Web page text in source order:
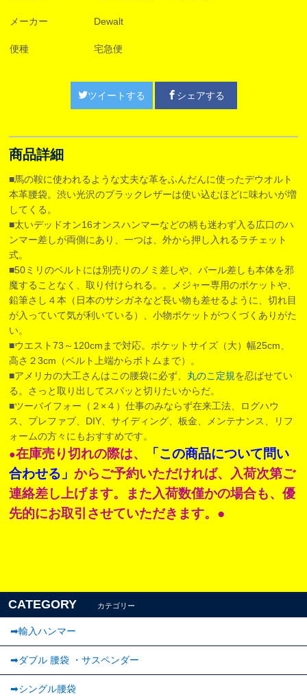
メーカー Dewalt
便種 宅急便
ツイートする シェアする
商品詳細
■馬の鞍に使われるような丈夫な革をふんだんに使ったデウオルト
本革腰袋。渋い光沢のブラックレザーは使い込むほどに味わいが増
してくる。
■太いデッドオン16オンスハンマーなどの柄も迷わず入る広口のハ
ンマー差しが両側にあり、一つは、外から押し入れるラチェット
式。
■50ミリのベルトには別売りのノミ差しや、バール差しも本体を邪
魔することなく、取り付けられる。。メジャー専用のポケットや、
鉛筆さし４本（日本のサシガネなど長い物も差せるように、切れ目
が入っていて気が利いている）、小物ポケットがつくづくありがた
い。
■ウエスト73～120cmまで対応。ポケットサイズ（大）幅25cm、
高さ２3cm（ベルト上端からボトムまで）。
■アメリカの大工さんはこの腰袋に必ず、 丸のこ定規を忍ばせてい
る。さっと取り出してスパッと切りたいからだ。
■ツーバイフォー（２×４）仕事のみならず在来工法、ログハウ
ス、プレファブ、DIY、サイディング、板金、メンテナンス、リフ
ォームの方々にもおすすめです。
●在庫売り切れの際は、
「この商品について問い
合わせる」からご予約いただければ、入荷次第ご
連絡差し上げます。また入荷数僅かの場合も、優
先的にお取引させていただきます。●
CATEGORY カテゴリー
➡輸入ハンマー
➡ダブル 腰袋 ・サスペンダー
➡︎シングル腰袋